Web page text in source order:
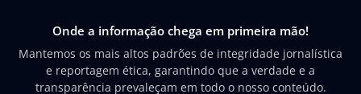
Onde a informação chega em primeira mão!
Mantemos os mais altos padrões de integridade jornalística
e reportagem ética, garantindo que a verdade e a
transparência prevaleçam em todo o nosso conteúdo.